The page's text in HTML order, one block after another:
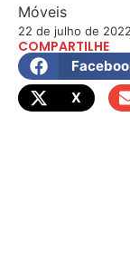
Móveis
22 de julho de 2022
COMPARTILHE
X